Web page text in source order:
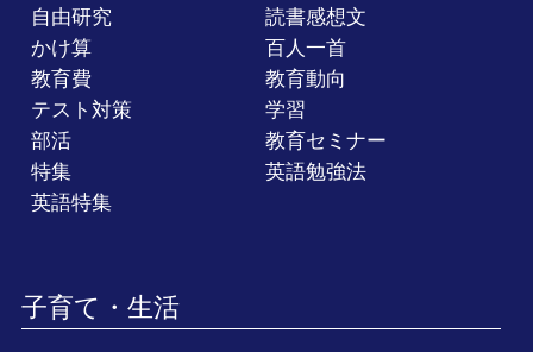
自由研究
読書感想文
かけ算
百人一首
教育費
教育動向
テスト対策
学習
部活
教育セミナー
特集
英語勉強法
英語特集
子育て・生活